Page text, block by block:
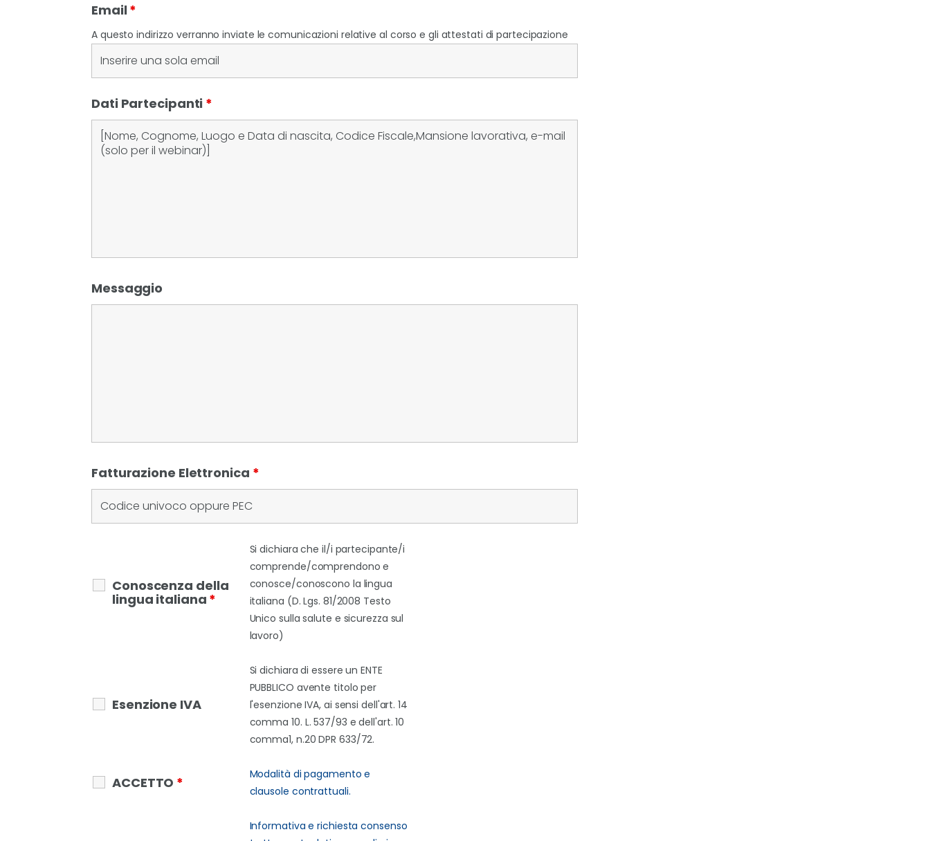
Email *
A questo indirizzo verranno inviate le comunicazioni relative al corso e gli attestati di partecipazione
Dati Partecipanti *
Messaggio
Fatturazione Elettronica *
Conoscenza della
lingua italiana *
Si dichiara che il/i partecipante/i
comprende/comprendono e
conosce/conoscono la lingua
italiana (D. Lgs. 81/2008 Testo
Unico sulla salute e sicurezza sul
lavoro)
Esenzione IVA
Si dichiara di essere un ENTE
PUBBLICO avente titolo per
l'esenzione IVA, ai sensi dell'art. 14
comma 10. L. 537/93 e dell'art. 10
comma1, n.20 DPR 633/72.
ACCETTO *
Modalità di pagamento e
clausole contrattuali.
Informativa e richiesta consenso